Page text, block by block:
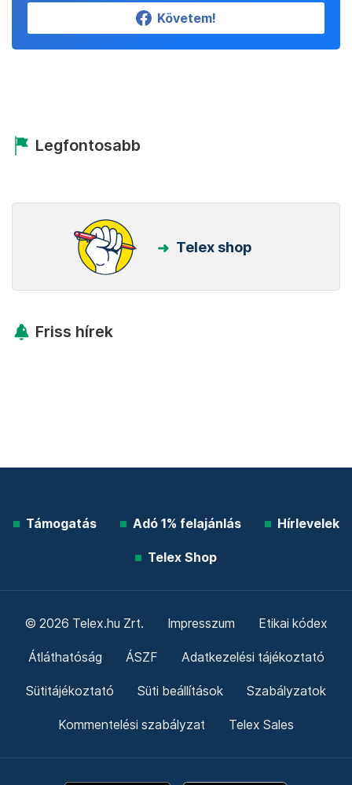
Követem!
Legfontosabb
Telex shop
Friss hírek
Támogatás Adó 1% felajánlás Hírlevelek
Telex Shop
© 2026 Telex.hu Zrt. Impresszum Etikai kódex
Átláthatóság ÁSZF Adatkezelési tájékoztató
Sütitájékoztató Süti beállítások Szabályzatok
Kommentelési szabályzat Telex Sales